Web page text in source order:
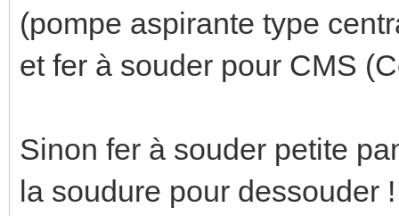
(pompe aspirante type
et fer à souder pour CMS
Sinon fer à souder petite
la soudure pour dessouder !